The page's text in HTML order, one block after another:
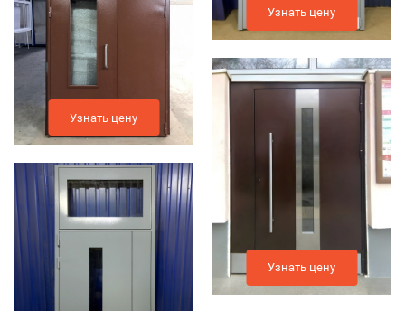
Узнать цену
Узнать цену
Узнать цену